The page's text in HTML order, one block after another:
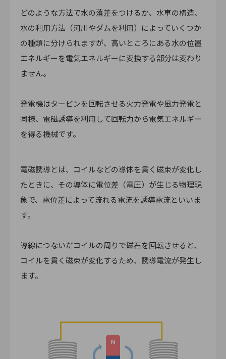
どのような方法で水の落差をつけるか、水車の構造、
水の利用方法（河川やダムを利用）によっていくつか
の種類に分けられますが、高いところにある水の位置
エネルギーを電気エネルギーに変換する部分は変わり
ません。
発電機はタービンを回転させる火力発電や風力発電と
同様、電磁誘導を利用して回転力から電気エネルギー
を得る機械です。
電磁誘導とは、コイルなどの導体を貫く磁束が変化し
たときに、その導体に電位差（電圧）が生じる物理現
象で、電位差によって流れる電流を誘導電流といいま
す。
導線につないだコイルの周りで磁石を回転させると、
コイルを貫く磁束が変化するため、誘導電流が発生し
ます。